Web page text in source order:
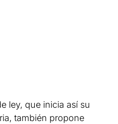
ley, que inicia así su
también propone